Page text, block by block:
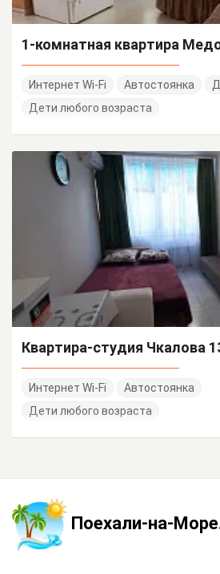
1-комнатная квартира
Интернет Wi-Fi Автостоянка
Дети любого возраста
Квартира-студия Чкалова
Интернет Wi-Fi
Автостоянка
Дети любого возраста
Поехали-на-